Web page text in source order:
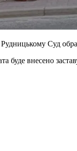
Суд
буде внесено